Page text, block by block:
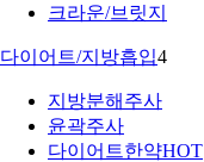
크라운/브릿지
다이어트/지방흡입4
지방분해주사
윤곽주사
다이어트한약HOT